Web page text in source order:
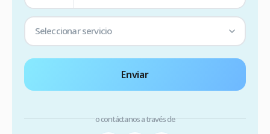
Seleccionar servicio
Enviar
o contáctanos a través de